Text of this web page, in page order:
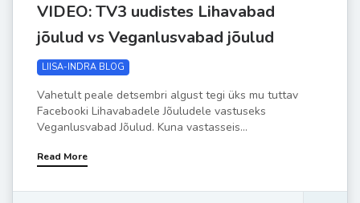
VIDEO: TV3 uudistes Lihavabad
jõulud vs Veganlusvabad jõulud
LIISA-INDRA BLOG
Vahetult peale detsembri algust tegi üks mu tuttav
Facebooki Lihavabadele Jõuludele vastuseks
Veganlusvabad Jõulud. Kuna vastasseis...
Read More